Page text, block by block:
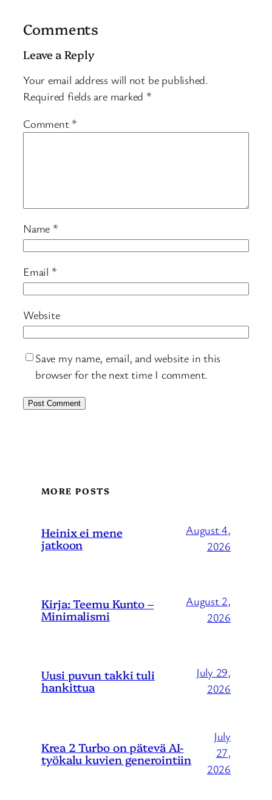
Comments
Leave a Reply
Your email address will not be published.
Required fields are marked *
Comment *
Name *
Email *
Website
Save my name, email, and website in this
browser for the next time I comment.
MORE POSTS
Heinix ei mene
jatkoon
August 4,
2026
Kirja: Teemu Kunto –
Minimalismi
August 2,
2026
Uusi puvun takki tuli
hankittua
July 29,
2026
Krea 2 Turbo on pätevä AI-
työkalu kuvien generointiin
July
27,
2026